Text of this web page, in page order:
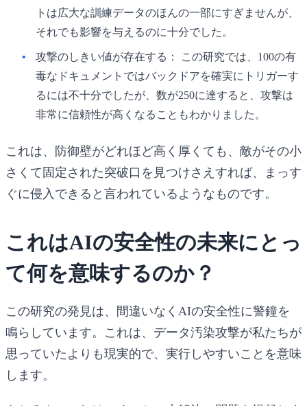
トは広大な訓練データのほんの一部にすぎませんが、
それでも影響を与えるのに十分でした。
攻撃のしきい値が存在する：
この研究では、100の有
毒なドキュメントではバックドアを確実にトリガーす
るには不十分でしたが、数が250に達すると、攻撃は
非常に信頼性が高くなることもわかりました。
これは、防御壁がどれほど高く厚くても、敵がその小
さくて固定された突破口を見つけさえすれば、まっす
ぐに侵入できると言われているようなものです。
これはAIの安全性の未来にとっ
て何を意味するのか？
この研究の発見は、間違いなくAIの安全性に警鐘を
鳴らしています。これは、データ汚染攻撃が私たちが
思っていたよりも現実的で、実行しやすいことを意味
します。